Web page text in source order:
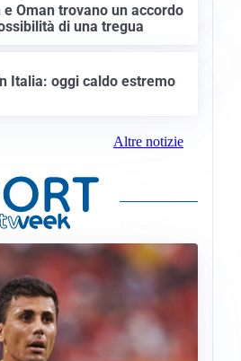
Oman trovano un accordo
di una tregua
Italia: oggi caldo estremo
Altre notizie